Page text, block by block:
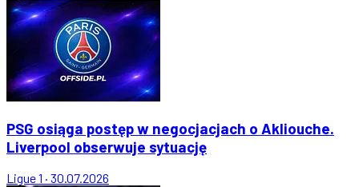
PSG osiąga postęp w negocjacjach o Akliouche.
Liverpool obserwuje sytuację
Ligue 1 · 30.07.2026